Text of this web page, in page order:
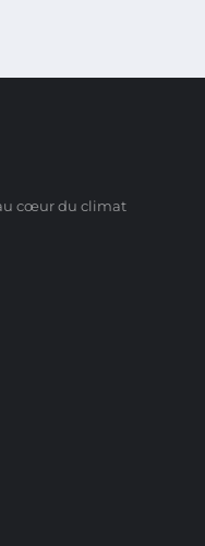
cœur du climat